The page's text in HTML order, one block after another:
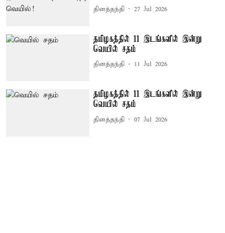
தினத்தந்தி 27 Jul 2026
தமிழகத்தில் 11 இடங்களில் இன்று
வெயில் சதம்
தினத்தந்தி 11 Jul 2026
தமிழகத்தில் 11 இடங்களில் இன்று
வெயில் சதம்
தினத்தந்தி 07 Jul 2026